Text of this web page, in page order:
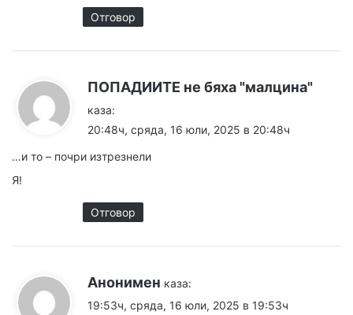
Отговор
ПОПАДИИТЕ не бяха "малцина"
каза:
20:48ч, сряда, 16 юли, 2025 в 20:48ч
…и то – почри изтрезнели
Я!
Отговор
Анонимен каза:
19:53ч, сряда, 16 юли, 2025 в 19:53ч